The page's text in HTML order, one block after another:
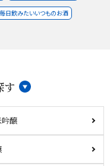
毎日飲みたいいつものお酒
す
醸